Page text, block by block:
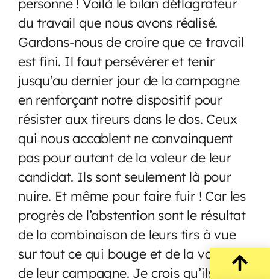
du travail que nous avons réalisé.
Gardons-nous de croire que ce travail
est fini. Il faut persévérer et tenir
jusqu’au dernier jour de la campagne
en renforçant notre dispositif pour
résister aux tireurs dans le dos. Ceux
qui nous accablent ne convainquent
pas pour autant de la valeur de leur
candidat. Ils sont seulement là pour
nuire. Et même pour faire fuir ! Car les
progrès de l’abstention sont le résultat
de la combinaison de leurs tirs à vue
sur tout ce qui bouge et de la vacuité
de leur campagne. Je crois qu’ils